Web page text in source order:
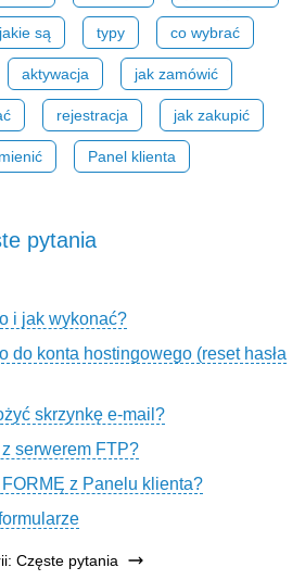
jakie są typy co wybrać
aktywacja jak zamówić
rejestracja jak zakupić
Panel klienta
pytania
i jak wykonać?
do konta hostingowego (reset hasła
skrzynkę e-mail?
serwerem FTP?
z Panelu klienta?
Częste pytania